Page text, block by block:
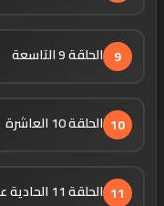
9 الحلقة 9 التاسعة
10 الحلقة 10 العاشرة
11 الحلقة 11 الحادية عشر